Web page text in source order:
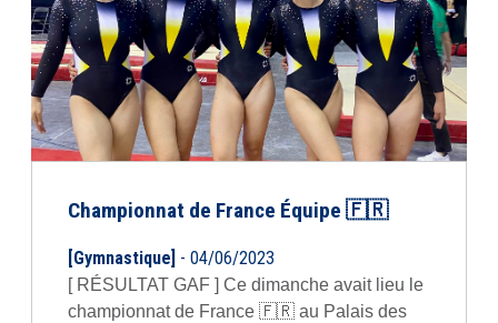
Championnat de France Équipe 🇫🇷
[Gymnastique] - 04/06/2023
[ RÉSULTAT GAF ] Ce dimanche avait lieu le
championnat de France 🇫🇷 au Palais des